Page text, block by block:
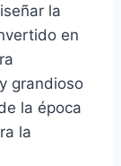
la
en
grandioso
la época
la